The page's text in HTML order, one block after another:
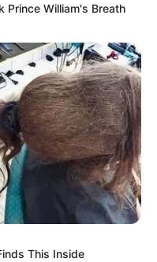
Prince William's Breath
This Inside